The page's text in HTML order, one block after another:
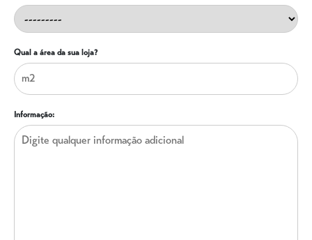
Qual a área da sua loja?
Informação: